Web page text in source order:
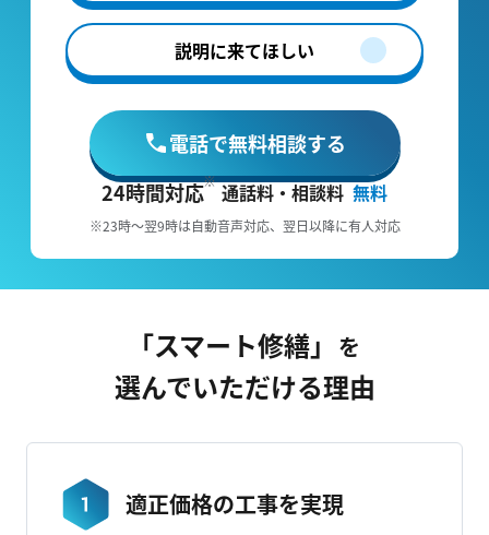
説明に来てほしい
電話で無料相談する
24時間対応
通話料・相談料 無料
※23時～翌9時は自動音声対応、翌日以降に有人対応
「スマート修繕」 を
選んでいただける理由
適正価格の工事を実現